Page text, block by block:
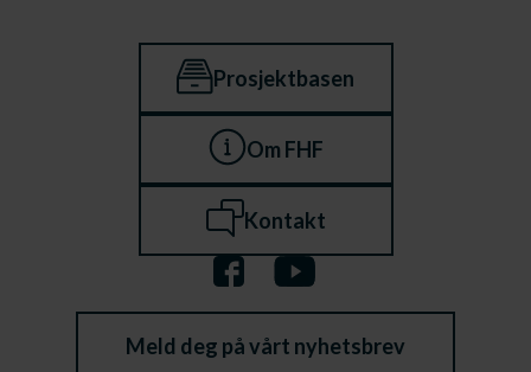
Prosjektbasen
Om FHF
Kontakt
Meld deg på vårt nyhetsbrev